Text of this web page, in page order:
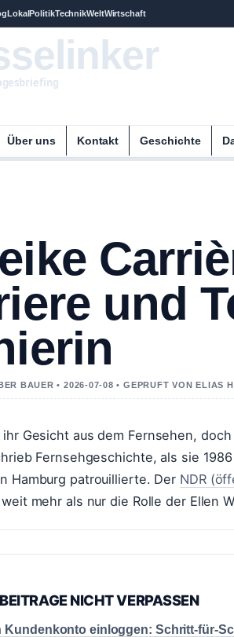
LokalPolitikTechnikWeltWirtschaft
Über uns Kontakt Geschichte
und
BAUER • 2026-07-08 • GEPRUFT VON ELIAS
Gesicht aus dem Fernsehen,
Fernsehgeschichte, als sie
Hamburg patrouillierte. Der NDR
mehr als nur die Rolle der Ellen
NICHT VERPASSEN
Kundenkonto einloggen: Schritt-für-